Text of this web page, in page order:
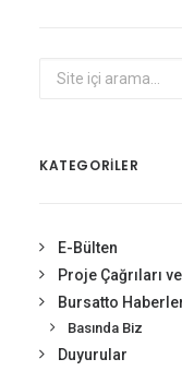
KATEGORİLER
E-Bülten
Proje Çağrıları
Bursatto
Basında Biz
Duyurular